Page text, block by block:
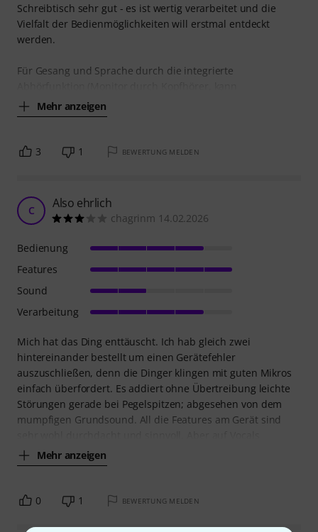
Schreibtisch sehr gut - es ist wertig verarbeitet und die
Vielfalt der Bedienmöglichkeiten will erstmal entdeckt
werden.
Für Gesang und Sprache durch die integrierte
Mehr anzeigen
3 1 BEWERTUNG MELDEN
C Also ehrlich
chagrinm 14.02.2026
Mich hat das Ding enttäuscht. Ich hab gleich zwei
hintereinander bestellt um einen Gerätefehler
auszuschließen, denn die Dinger klingen mit guten Mikros
einfach überfordert. Es addiert ohne Übertreibung leichte
Störungen gerade bei Pegelspitzen; abgesehen von dem
mumpfigen Grundsound. All die Features am Gerät sind
Mehr anzeigen
Bedienung
Features
Sound
Verarbeitung
0 1 BEWERTUNG MELDEN